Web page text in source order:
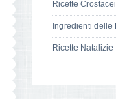
Ricette Crostacei
Ingredienti delle
Ricette Natalizie